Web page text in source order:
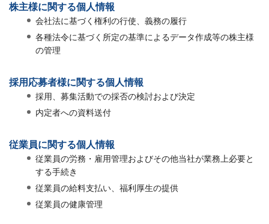
株主様に関する個人情報
会社法に基づく権利の行使、義務の履行
各種法令に基づく所定の基準によるデータ作成等の株主様
の管理
採用応募者様に関する個人情報
採用、募集活動での採否の検討および決定
内定者への資料送付
従業員に関する個人情報
従業員の労務・雇用管理およびその他当社が業務上必要と
する手続き
従業員の給料支払い、福利厚生の提供
従業員の健康管理